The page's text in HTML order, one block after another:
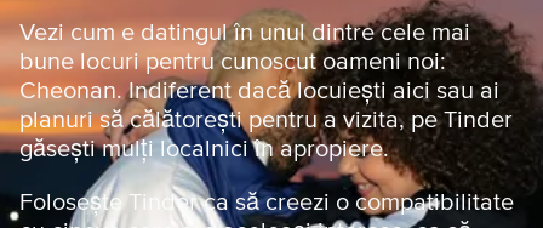
Vezi cum e datingul în unul dintre cele mai
bune locuri pentru cunoscut oameni noi:
Cheonan. Indiferent dacă locuiești aici sau ai
planuri să călătorești pentru a vizita, pe Tinder
găsești mulți localnici în apropiere.
Folosește Tinder ca să creezi o compatibilitate